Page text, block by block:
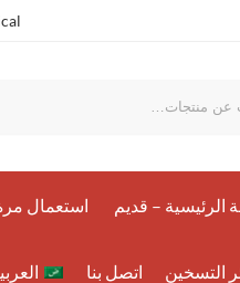
الرئيسية – قدیم استعمال
التسخين اتصل بنا